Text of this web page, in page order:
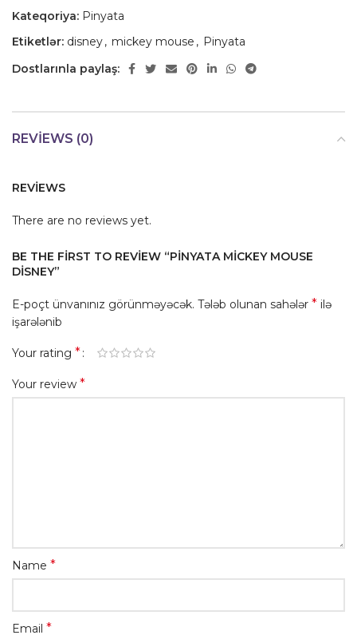
Kateqoriya: Pinyata
Etiketlər: disney, mickey mouse , Pinyata
Dostlarınla paylaş:
REVIEWS (0)
REVIEWS
There are no reviews yet.
BE THE FIRST TO REVIEW “PINYATA MICKEY MOUSE
DISNEY”
E-poçt ünvanınız görünməyəcək. Tələb olunan sahələr * ilə
işarələnib
Your rating *
Your review *
Name *
Email *